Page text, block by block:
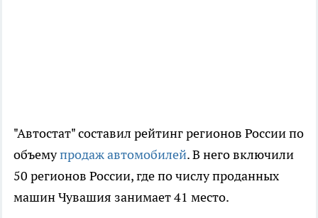
"Автостат" составил рейтинг регионов России по
объемупродаж автомобилей. В него включили
50 регионов России, где по числу проданных
машин Чувашия занимает 41 место.